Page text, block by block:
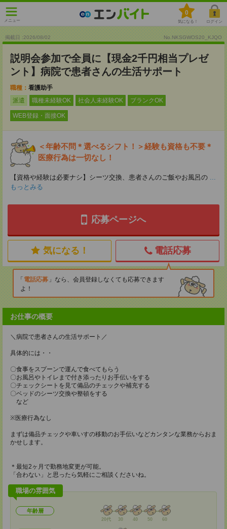
メニュー
0
気になる！ ログイン
掲載日 :2026/08/02 No.NKSGWOS20_KJQO
説明会参加で全員に【現金2千円相当プレゼ
ント】病院で患者さんの生活サポート
職種： 看護助手
派遣
職種未経験OK 社会人未経験OK ブランクOK
WEB登録・面接OK
＜年齢不問＊選べるシフト！＞経験も資格も不要＊
医療行為は一切なし！
【資格や経験は必要ナシ】シーツ交換、患者さんのご飯やお風呂の ...
もっとみる
応募ページへ
気になる！ 電話応募
電話応募
なら、会員登録しなくても応募できます
よ！
お仕事の概要
＼病院で患者さんの生活サポート／
具体的には・・
〇食事をスプーンで運んで食べてもらう
〇お風呂やトイレまで付き添ったりお手伝いをする
〇チェックシートを見て備品のチェックや補充する
〇ベッドのシーツ交換や整頓をする
など
※医療行為なし
まずは備品チェックや車いすの移動のお手伝いなどカンタンな業務からおま
かせします。
＊最短2ヶ月で勤務地変更が可能。
「合わない」と思ったら気軽にご相談くださいね。
職場の雰囲気
年齢層
20代 30 40 50 60